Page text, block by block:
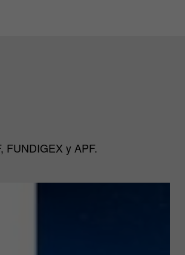
FUNDIGEX y APF.